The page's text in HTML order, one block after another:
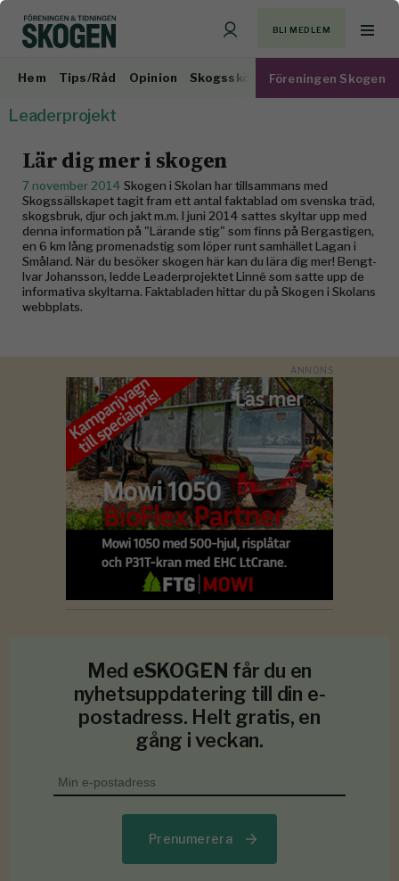
BLI MEDLEM
Hem Tips/Råd Opinion Skogsskötsel Virkesmarknad
Föreningen Skogen
Leaderprojekt
Lär dig mer i skogen
7 november 2014 Skogen i Skolan har tillsammans med
Skogssällskapet tagit fram ett antal faktablad om svenska träd,
skogsbruk, djur och jakt m.m. I juni 2014 sattes skyltar upp med
denna information på "Lärande stig" som finns på Bergastigen,
en 6 km lång promenadstig som löper runt samhället Lagan i
Småland. När du besöker skogen här kan du lära dig mer! Bengt-
Ivar Johansson, ledde Leaderprojektet Linné som satte upp de
informativa skyltarna. Faktabladen hittar du på Skogen i Skolans
webbplats.
Med eSKOGEN får du en
nyhetsuppdatering till din e-
postadress. Helt gratis, en
gång i veckan.
Prenumerera